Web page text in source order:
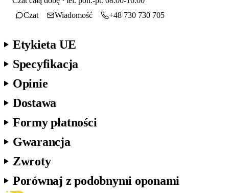
Czat
Wiadomość +48 730 730 705
Etykieta UE
Specyfikacja
Opinie
Dostawa
Formy płatności
Gwarancja
Zwroty
Porównaj z podobnymi oponami